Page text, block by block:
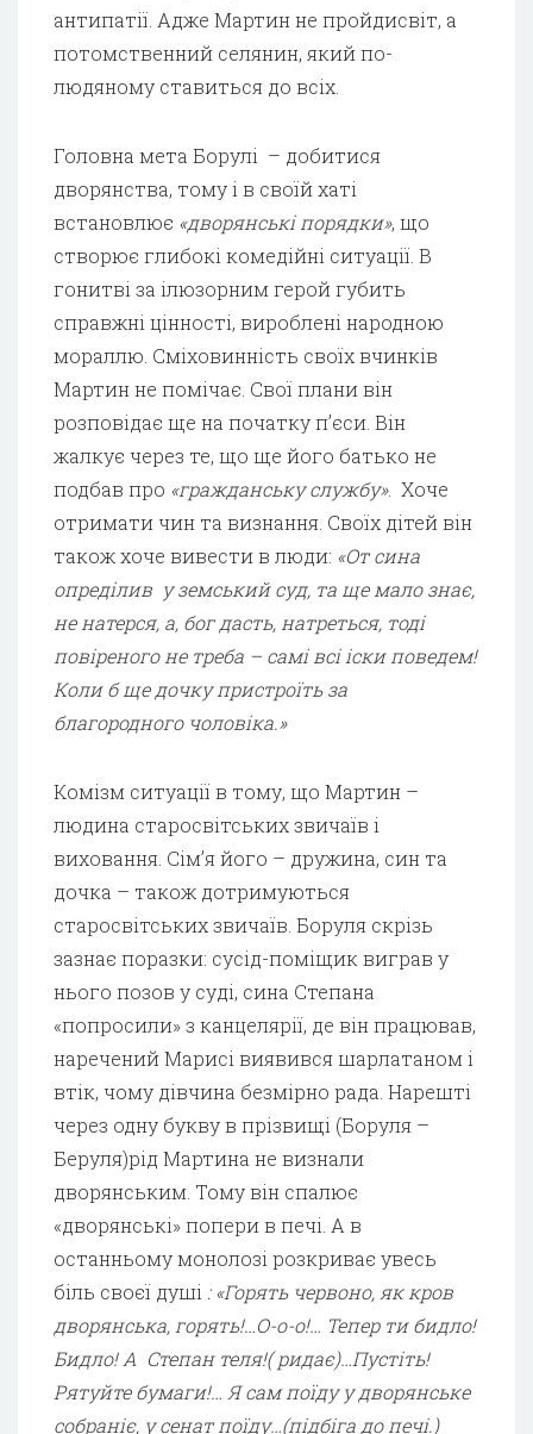
антипатії. Адже Мартин не пройдисвіт, а
потомственний селянин, який по-
людяному ставиться до всіх.
Головна мета Борулі – добитися
дворянства, тому і в своїй хаті
встановлює «дворянські порядки», що
створює глибокі комедійні ситуації. В
гонитві за ілюзорним герой губить
справжні цінності, вироблені народною
мораллю. Сміховинність своїх вчинків
Мартин не помічає. Свої плани він
розповідає ще на початку п’єси. Він
жалкує через те, що ще його батько не
подбав про «гражданську службу». Хоче
отримати чин та визнання. Своїх дітей він
також хоче вивести в люди: «От сина
опреділив у земський суд, та ще мало знає,
не натерся, а, бог дасть, натреться, тоді
повіреного не треба – самі всі іски поведем!
Коли б ще дочку пристроїть за
благородного чоловіка.»
Комізм ситуації в тому, що Мартин –
людина старосвітських звичаїв і
виховання. Сім’я його – дружина, син та
дочка – також дотримуються
старосвітських звичаїв. Боруля скрізь
зазнає поразки: сусід-поміщик виграв у
нього позов у суді, сина Степана
«попросили» з канцелярії, де він працював,
наречений Марисі виявився шарлатаном і
втік, чому дівчина безмірно рада. Нарешті
через одну букву в прізвищі (Боруля –
Беруля)рід Мартина не визнали
дворянським. Тому він спалює
«дворянські» попери в печі. А в
останньому монолозі розкриває увесь
біль своєї душі : «Горять червоно, як кров
дворянська, горять!…О-о-о!… Тепер ти бидло!
Бидло! А Степан теля!( ридає)…Пустіть!
Рятуйте бумаги!… Я сам поїду у дворянське
собраніє, у сенат поїду…(підбіга до печі.)